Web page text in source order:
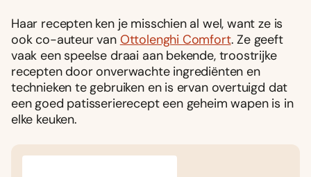
Haar recepten ken je misschien al wel, want ze is
ook co-auteur van Ottolenghi Comfort. Ze geeft
vaak een speelse draai aan bekende, troostrijke
recepten door onverwachte ingrediënten en
technieken te gebruiken en is ervan overtuigd dat
een goed patisserierecept een geheim wapen is in
elke keuken.